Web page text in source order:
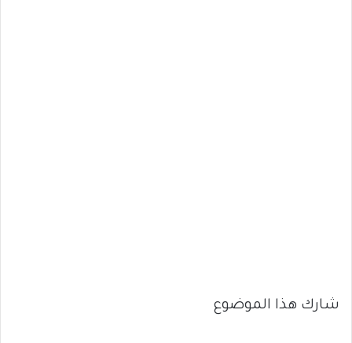
شارك هذا الموضوع